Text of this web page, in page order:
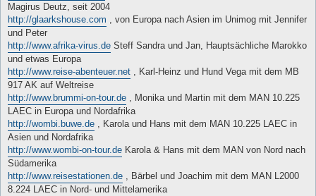
Magirus Deutz, seit 2004
http://glaarkshouse.com , von Europa nach Asien im Unimog mit Jennifer
und Peter
http://www.afrika-virus.de Steff Sandra und Jan, Hauptsächliche Marokko
und etwas Europa
http://www.reise-abenteuer.net , Karl-Heinz und Hund Vega mit dem MB
917 AK auf Weltreise
http://www.brummi-on-tour.de , Monika und Martin mit dem MAN 10.225
LAEC in Europa und Nordafrika
http://wombi.buwe.de , Karola und Hans mit dem MAN 10.225 LAEC in
Asien und Nordafrika
http://www.wombi-on-tour.de Karola & Hans mit dem MAN von Nord nach
Südamerika
http://www.reisestationen.de , Bärbel und Joachim mit dem MAN L2000
8.224 LAEC in Nord- und Mittelamerika